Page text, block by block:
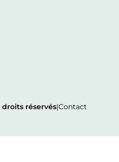
droits réservés|Contact